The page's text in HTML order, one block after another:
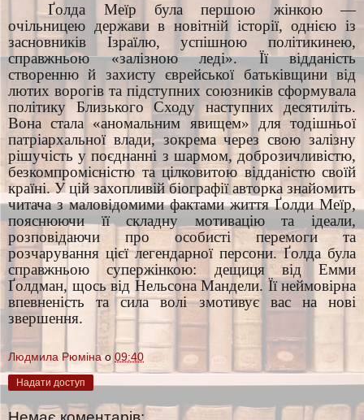
Ґолда Меїр була першою жінкою —
очільницею держави в новітній історії, однією із
засновників Ізраїлю, успішною політикинею,
справжньою «залізною леді». Її відданість
створенню й захисту єврейської батьківщини від
лютих ворогів та підступних союзників сформувала
політику Близького Сходу наступних десятиліть.
Вона стала «аномальним явищем» для тодішньої
патріархальної влади, зокрема через свою залізну
рішучість у поєднанні з шармом, доброзичливістю,
безкомпромісністю та цілковитою відданістю своїй
країні. У цій захопливій біографії авторка знайомить
читача з маловідомими фактами життя Ґолди Меїр,
пояснюючи її складну мотивацію та ідеали,
розповідаючи про особисті перемоги та
розчарування цієї легендарної персони. Ґолда була
справжньою супержінкою: дещиця від Емми
Ґолдман, щось від Нельсона Мандели. Її неймовірна
впевненість та сила волі змотивує вас на нові
звершення.
Людмила Рюміна о 09:40
Надати доступ